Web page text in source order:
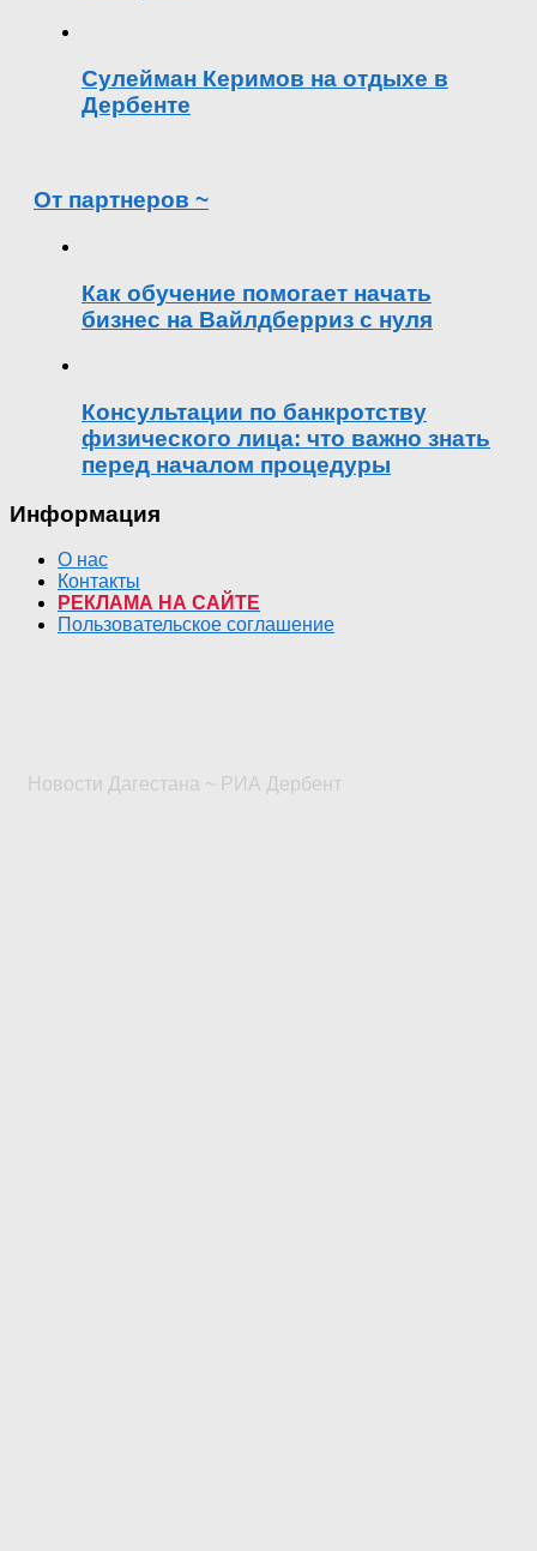
Сулейман Керимов на отдыхе в
Дербенте
От партнеров ~
Как обучение помогает начать
бизнес на Вайлдберриз с нуля
Консультации по банкротству
физического лица: что важно знать
перед началом процедуры
Информация
О нас
Контакты
РЕКЛАМА НА САЙТЕ
Пользовательское соглашение
Новости Дагестана ~ РИА Дербент